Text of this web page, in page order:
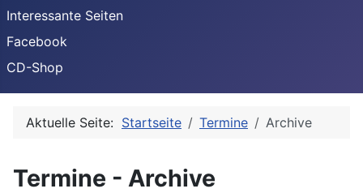
Interessante Seiten
Facebook
CD-Shop
Aktuelle Seite: Startseite Termine Archive
Termine - Archive